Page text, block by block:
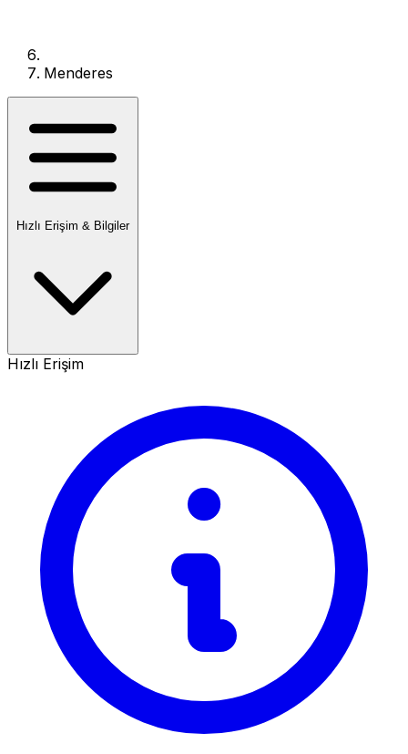
Menderes
Hızlı Erişim & Bilgiler
Hızlı Erişim